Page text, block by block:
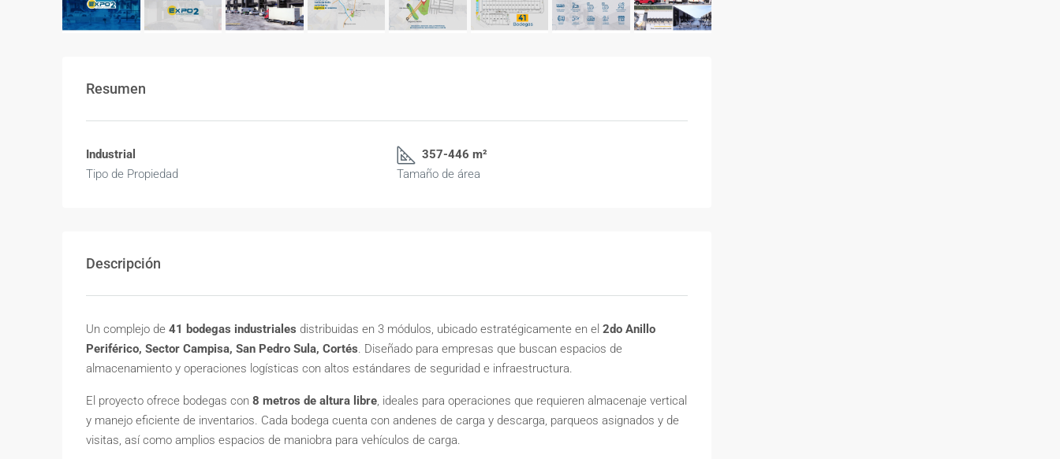
Resumen
Industrial
Tipo de Propiedad
357-446 m²
Tamaño de área
Descripción
Un complejo de 41 bodegas industriales distribuidas en 3 módulos, ubicado estratégicamente en el 2do Anillo
Periférico, Sector Campisa, San Pedro Sula, Cortés. Diseñado para empresas que buscan espacios de
almacenamiento y operaciones logísticas con altos estándares de seguridad e infraestructura.
El proyecto ofrece bodegas con 8 metros de altura libre, ideales para operaciones que requieren almacenaje vertical
y manejo eficiente de inventarios. Cada bodega cuenta con andenes de carga y descarga, parqueos asignados y de
visitas, así como amplios espacios de maniobra para vehículos de carga.